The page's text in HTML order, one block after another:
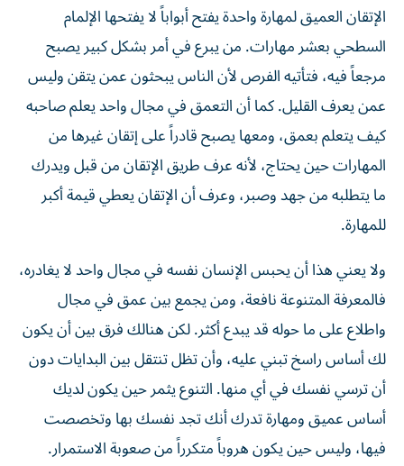
​الإتقان العميق لمهارة واحدة يفتح أبواباً لا يفتحها الإلمام
السطحي بعشر مهارات. من يبرع في أمر بشكل كبير يصبح
مرجعاً فيه، فتأتيه الفرص لأن الناس يبحثون عمن يتقن وليس
عمن يعرف القليل. كما أن التعمق في مجال واحد يعلم صاحبه
كيف يتعلم بعمق، ومعها يصبح قادراً على إتقان غيرها من
المهارات حين يحتاج، لأنه عرف طريق الإتقان من قبل ويدرك
ما يتطلبه من جهد وصبر، وعرف أن الإتقان يعطي قيمة أكبر
للمهارة.
​ولا يعني هذا أن يحبس الإنسان نفسه في مجال واحد لا يغادره،
فالمعرفة المتنوعة نافعة، ومن يجمع بين عمق في مجال
واطلاع على ما حوله قد يبدع أكثر. لكن هنالك فرق بين أن يكون
لك أساس راسخ تبني عليه، وأن تظل تنتقل بين البدايات دون
أن ترسي نفسك في أي منها. التنوع يثمر حين يكون لديك
أساس عميق ومهارة تدرك أنك تجد نفسك بها وتخصصت
فيها، وليس حين يكون هروباً متكرراً من صعوبة الاستمرار.